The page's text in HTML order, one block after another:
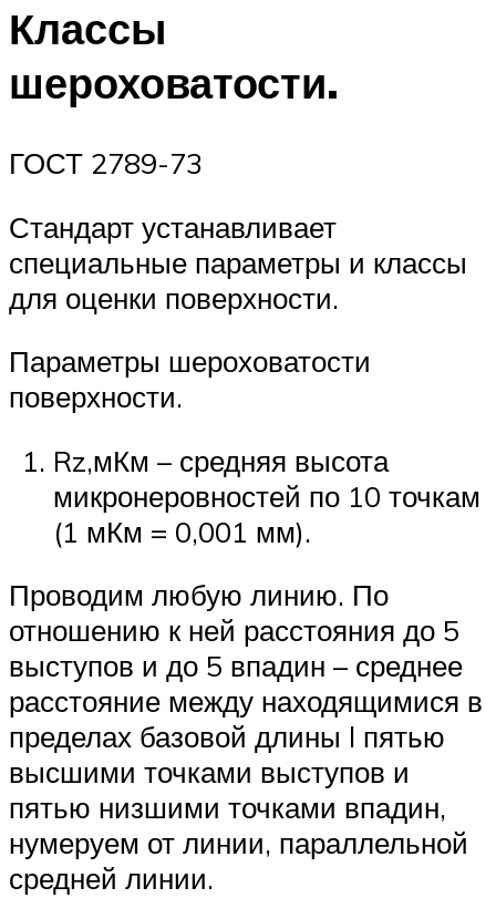
Классы
шероховатости.
ГОСТ 2789-73
Стандарт устанавливает
специальные параметры и классы
для оценки поверхности.
Параметры шероховатости
поверхности.
Rz,мКм – средняя высота
микронеровностей по 10 точкам
(1 мКм = 0,001 мм).
Проводим любую линию. По
отношению к ней расстояния до 5
выступов и до 5 впадин – среднее
расстояние между находящимися в
пределах базовой длины l пятью
высшими точками выступов и
пятью низшими точками впадин,
нумеруем от линии, параллельной
средней линии.